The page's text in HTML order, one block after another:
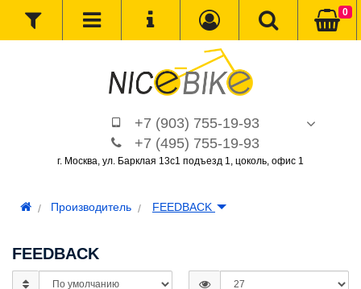
+7 (903) 755-19-93
+7 (495) 755-19-93
г. Москва, ул. Барклая 13с1 подъезд 1, цоколь, офис 1
0
Производитель FEEDBACK
FEEDBACK